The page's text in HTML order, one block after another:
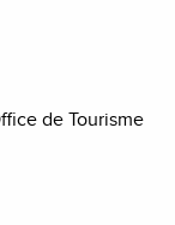
de Tourisme